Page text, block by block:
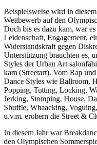
Beispielsweise wird in
Wettbewerb auf den
Doch bis es dazu kam, war
Leidenschaft, Engagement,
Widerstandskraft gegen
Unterstützung brauchten es,
Styles der Urban Art
kam (Streetart). Vom Rap
Dance Styles wie Ballroom,
Popping, Tutting, Locking,
Jerking, Stomping, House,
Shuffle, Whaacking,
u.v.m. erobern die Street &
In diesem Jahr war
den Olympischen